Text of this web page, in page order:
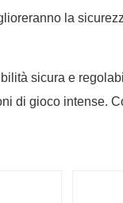
la
sicura e
di gioco intense.